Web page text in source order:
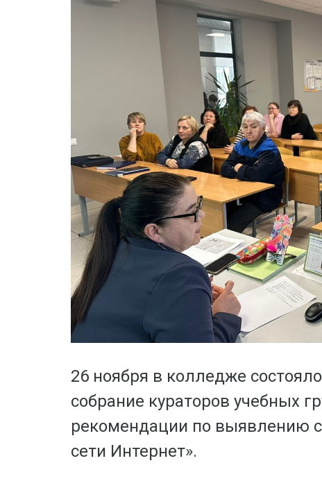
26 ноября в колледже
собрание кураторов учебных
рекомендации по выявлению
сети Интернет».